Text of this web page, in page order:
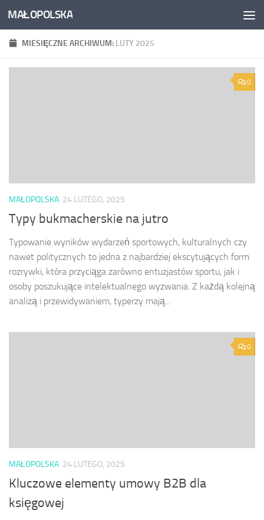
Skip to content
MAŁOPOLSKA
MIESIĘCZNE ARCHIWUM: LUTY 2025
0
MAŁOPOLSKA 24 LUTEGO, 2025
Typy bukmacherskie na jutro
Typowanie wyników wydarzeń sportowych, kulturalnych czy
nawet politycznych to jedna z najbardziej ekscytujących form
rozrywki, która przyciąga zarówno entuzjastów sportu, jak i
osoby poszukujące intelektualnego wyzwania. Z każdą kolejną
analizą i przewidywaniem, typerzy mają...
0
MAŁOPOLSKA 24 LUTEGO, 2025
Kluczowe elementy umowy B2B dla
księgowej